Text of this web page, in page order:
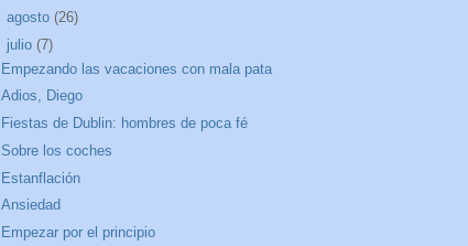
agosto (26)
julio (7)
Empezando las vacaciones con mala pata
Adios, Diego
Fiestas de Dublin: hombres de poca fé
Sobre los coches
Estanflación
Ansiedad
Empezar por el principio